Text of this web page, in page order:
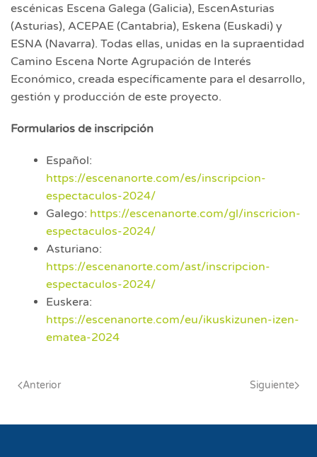
escénicas Escena Galega (Galicia), EscenAsturias
(Asturias), ACEPAE (Cantabria), Eskena (Euskadi) y
ESNA (Navarra). Todas ellas, unidas en la supraentidad
Camino Escena Norte Agrupación de Interés
Económico, creada específicamente para el desarrollo,
gestión y producción de este proyecto.
Formularios de inscripción
Español:
https://escenanorte.com/es/inscripcion-
espectaculos-2024/
Galego: https://escenanorte.com/gl/inscricion-
espectaculos-2024/
Asturiano:
https://escenanorte.com/ast/inscripcion-
espectaculos-2024/
Euskera:
https://escenanorte.com/eu/ikuskizunen-izen-
ematea-2024
Anterior Siguiente